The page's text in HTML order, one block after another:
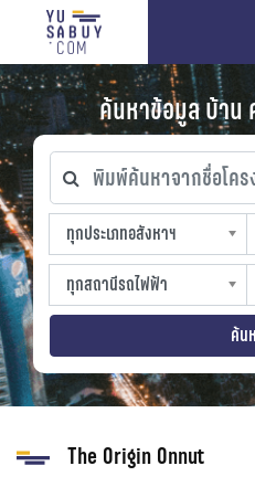
ค้นหาข้อมูล บ้าน
พิมพ์ค้นหาจากชื่อโครงกา
ทุกประเภทอสังหาฯ
ทุกประเภทอสังหาฯ
sproperty
ทุกทำเลที่ตั้ง
ทุกสถานีรถไฟฟ้า
ทุกสถานีรถไฟฟ้า
strain-station
ทุกช่วงราคา
ค้น
The Origin Onnut